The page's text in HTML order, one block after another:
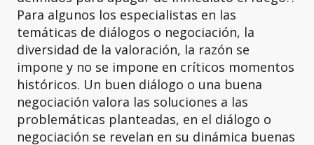
Para algunos los especialistas en las
temáticas de diálogos o negociación, la
diversidad de la valoración, la razón se
impone y no se impone en críticos momentos
históricos. Un buen diálogo o una buena
negociación valora las soluciones a las
problemáticas planteadas, en el diálogo o
negociación se revelan en su dinámica buenas